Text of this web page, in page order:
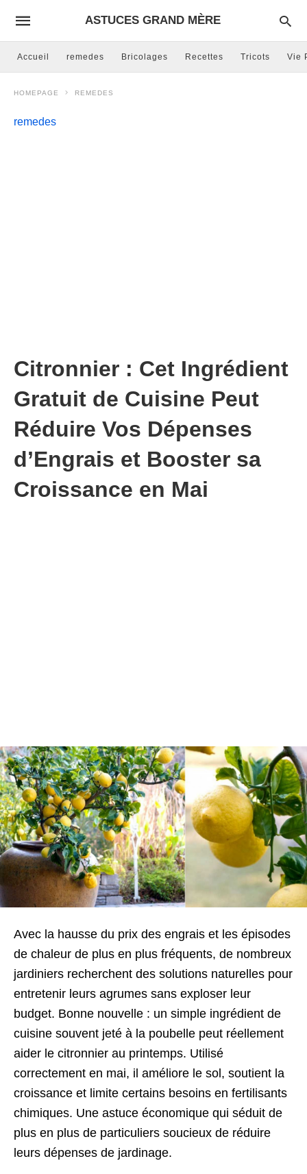
ASTUCES GRAND MÈRE
Accueil remedes Bricolages Recettes Tricots Vie
HOMEPAGE REMEDES
remedes
Citronnier : Cet Ingrédient
Gratuit de Cuisine Peut
Réduire Vos Dépenses
d’Engrais et Booster sa
Croissance en Mai
Avec la hausse du prix des engrais et les épisodes
de chaleur de plus en plus fréquents, de nombreux
jardiniers recherchent des solutions naturelles pour
entretenir leurs agrumes sans exploser leur
budget. Bonne nouvelle : un simple ingrédient de
cuisine souvent jeté à la poubelle peut réellement
aider le citronnier au printemps. Utilisé
correctement en mai, il améliore le sol, soutient la
croissance et limite certains besoins en fertilisants
chimiques. Une astuce économique qui séduit de
plus en plus de particuliers soucieux de réduire
leurs dépenses de jardinage.